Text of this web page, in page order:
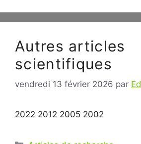
Autres articles
scientifiques
vendredi 13 février 2026 par
2022 2012 2005 2002